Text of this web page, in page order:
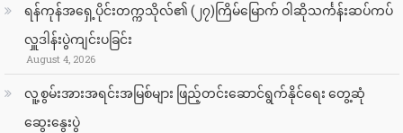
ရန်ကုန်အရှေ့ပိုင်းတက္ကသိုလ်၏ (၂၇)ကြိမ်မြောက် ဝါဆိုသင်္ကန်းဆပ်ကပ်
လှူဒါန်းပွဲကျင်းပခြင်း
August 4, 2026
လူ့စွမ်းအားအရင်းအမြစ်များ ဖြည့်တင်းဆောင်ရွက်နိုင်ရေး တွေ့ဆုံ
ဆွေးနွေးပွဲ